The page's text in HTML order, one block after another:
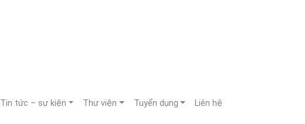
Tin tức – sự kiện Thư viện Tuyển dụng Liên hệ